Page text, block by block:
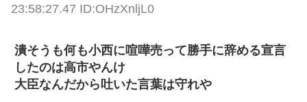
23:58:27.47 ID:OHzXnljL0
潰そうも何も小西に喧嘩売って勝手に辞める宣言
したのは高市やんけ
大臣なんだから吐いた言葉は守れや